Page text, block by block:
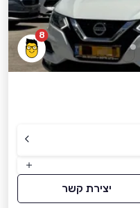
8
יצירת קשר